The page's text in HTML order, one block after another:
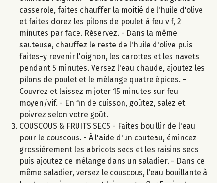
casserole, faites chauffer la moitié de l'huile d'olive
et faites dorez les pilons de poulet à feu vif, 2
minutes par face. Réservez. - Dans la même
sauteuse, chauffez le reste de l'huile d'olive puis
faites-y revenir l'oignon, les carottes et les navets
pendant 5 minutes. Versez l'eau chaude, ajoutez les
pilons de poulet et le mélange quatre épices. -
Couvrez et laissez mijoter 15 minutes sur feu
moyen/vif. - En fin de cuisson, goûtez, salez et
poivrez selon votre goût.
COUSCOUS & FRUITS SECS - Faites bouillir de l'eau
pour le couscous. - À l'aide d'un couteau, émincez
grossièrement les abricots secs et les raisins secs
puis ajoutez ce mélange dans un saladier. - Dans ce
même saladier, versez le couscous, l’eau bouillante à